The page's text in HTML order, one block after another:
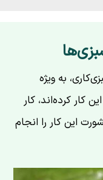
به ویژه
کار کرده‌اند، کار
این کار را انجام